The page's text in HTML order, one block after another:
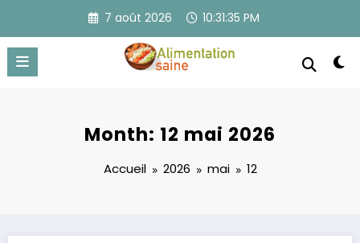
contenu
7 août 2026 10:31:37 PM
Month: 12 mai 2026
Accueil 2026 mai 12